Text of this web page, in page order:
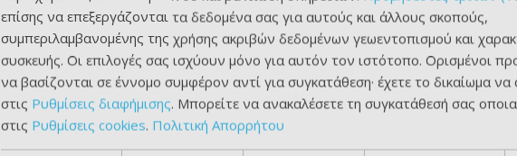
επίσης να επεξεργάζονται τα δεδομένα σας για αυτούς και άλλους σκοπούς,
συμπεριλαμβανομένης της χρήσης ακριβών δεδομένων γεωεντοπισμού και
συσκευής. Οι επιλογές σας ισχύουν μόνο για αυτόν τον ιστότοπο. Ορισμένοι
να βασίζονται σε έννομο συμφέρον αντί για συγκατάθεση· έχετε το δικαίωμα να
στις Ρυθμίσεις διαφήμισης. Μπορείτε να ανακαλέσετε τη συγκατάθεσή σας
στις Ρυθμίσεις cookies. Πολιτική Απορρήτου